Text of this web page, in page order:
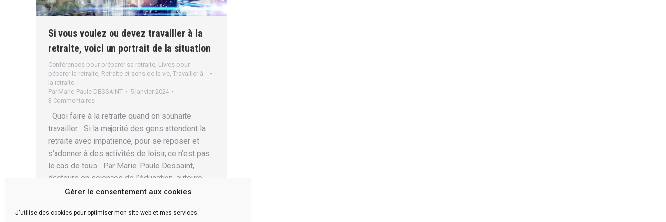
Gérer le consentement aux cookies
J'utilise des cookies pour optimiser mon site web et mes services.
Si vous voulez ou devez travailler à la
retraite, voici un portrait de la situation
Conférences pour préparer sa retraite, Livres pour
péparer la retraite, Retraite et sens de la vie, Travailler à
la retraite
Par Marie-Paule DESSAINT
5 janvier 2024
3 Commentaires
Quoi faire à la retraite quand on souhaite
travailler Si la majorité des gens attendent la
retraite avec impatience, pour se reposer et
s’adonner à des activités de loisir, ce n’est pas
le cas de tous Par Marie-Paule Dessaint,
docteure en sciences de l’éducation, auteure,
conférencière et biographe Cet article est…